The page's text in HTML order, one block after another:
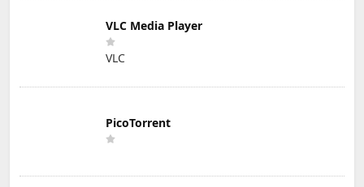
VLC Media Player
VLC
PicoTorrent